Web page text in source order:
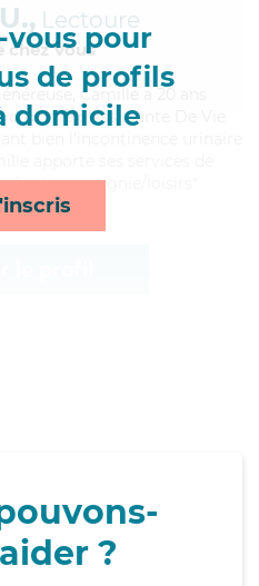
vous pour
de profils
domicile
Lectoure
chez Vous
Camille a 20 ans
diplôme d'Assistante De Vie
et compagnie/loisirs*
?